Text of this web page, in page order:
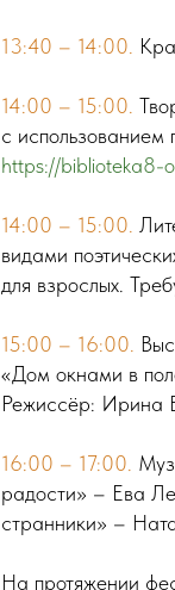
13:40 – 14:00.
14:00 – 15:00.
с использованием
https://biblioteka8-
14:00 – 15:00.
видами
для взрослых.
15:00 – 16:00.
«Дом окнами в
Режиссёр: Ирина
16:00 – 17:00.
радости» – Ева
странники» –
На протяжении